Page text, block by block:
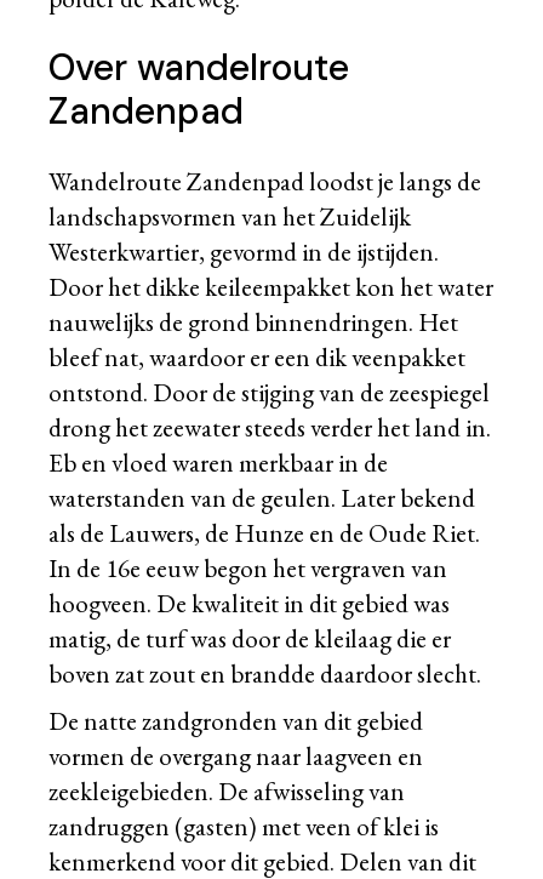
Over wandelroute
Zandenpad
Wandelroute Zandenpad loodst je langs de
landschapsvormen van het Zuidelijk
Westerkwartier, gevormd in de ijstijden.
Door het dikke keileempakket kon het water
nauwelijks de grond binnendringen. Het
bleef nat, waardoor er een dik veenpakket
ontstond. Door de stijging van de zeespiegel
drong het zeewater steeds verder het land in.
Eb en vloed waren merkbaar in de
waterstanden van de geulen. Later bekend
als de Lauwers, de Hunze en de Oude Riet.
In de 16e eeuw begon het vergraven van
hoogveen. De kwaliteit in dit gebied was
matig, de turf was door de kleilaag die er
boven zat zout en brandde daardoor slecht.
De natte zandgronden van dit gebied
vormen de overgang naar laagveen en
zeekleigebieden. De afwisseling van
zandruggen (gasten) met veen of klei is
kenmerkend voor dit gebied. Delen van dit